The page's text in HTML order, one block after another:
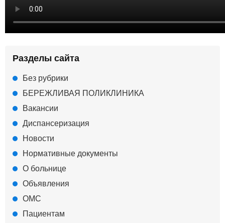
Разделы сайта
Без рубрики
БЕРЕЖЛИВАЯ ПОЛИКЛИНИКА
Вакансии
Диспансеризация
Новости
Нормативные документы
О больнице
Объявления
ОМС
Пациентам